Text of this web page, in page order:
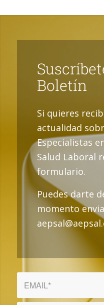
Boletín
Si quieres
actualidad
Especialistas
Salud Laboral
formulario.
Puedes darte
momento